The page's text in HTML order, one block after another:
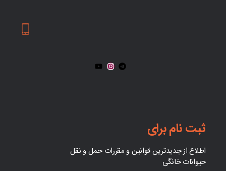
ثبت نام برای
اطلاع از جدیدترین قوانین و مقررات حمل و نقل
حیوانات خانگی